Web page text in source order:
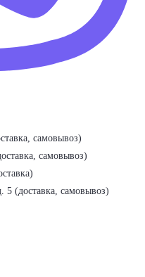
самовывоз)
самовывоз)
5 (доставка, самовывоз)